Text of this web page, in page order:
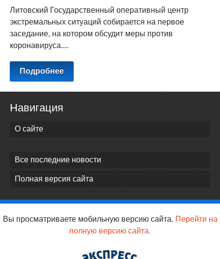
Литовский Государственный оперативный центр
экстремальных ситуаций собирается на первое
заседание, на котором обсудит меры против
коронавируса....
Подробнее
Навигация
О сайте
Все последние новости
Полная версия сайта
Вы просматриваете мобильную версию сайта. Перейти на
полную версию сайта.